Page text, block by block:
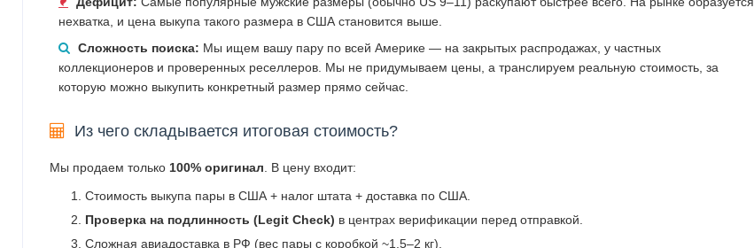
нехватка, и цена выкупа такого размера в США становится выше.
Сложность поиска: Мы ищем вашу пару по всей Америке — на закрытых распродажах, у частных
коллекционеров и проверенных реселлеров. Мы не придумываем цены, а транслируем реальную стоимость, за
которую можно выкупить конкретный размер прямо сейчас.
Из чего складывается итоговая стоимость?
Мы продаем только 100% оригинал . В цену входит:
Стоимость выкупа пары в США + налог штата + доставка по США.
Проверка на подлинность (Legit Check) в центрах верификации перед отправкой.
Сложная авиадоставка в РФ (вес пары с коробкой ~1.5–2 кг).